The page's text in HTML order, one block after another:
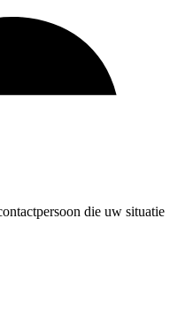
die uw situatie